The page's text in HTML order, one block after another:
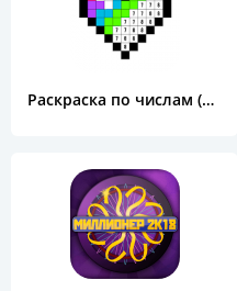
Раскраска по числам (Color by Number)